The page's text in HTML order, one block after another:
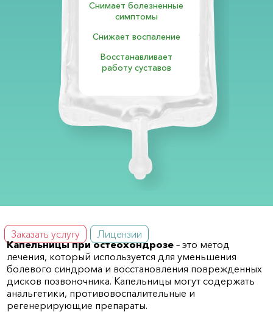
Снимает болезненные
симптомы
Снижает воспаление
Восстанавливает
работу суставов
Заказать услугу
Лицензии
Капельницы при остеохондрозе – это метод
лечения, который используется для уменьшения
болевого синдрома и восстановления поврежденных
дисков позвоночника. Капельницы могут содержать
анальгетики, противовоспалительные и
регенерирующие препараты.